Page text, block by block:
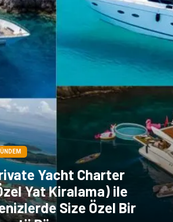
Yacht Charter
Yat Kiralama) ile
Size Özel Bir